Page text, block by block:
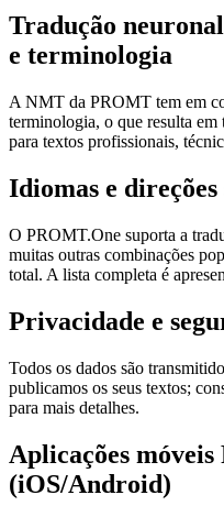
Tradução
e terminologia
A NMT da PROMT tem em
terminologia, o que resulta em
para textos profissionais,
Idiomas e
O PROMT.One suporta a
muitas outras combinações
total. A lista completa é
Privacidade e
Todos os dados são
publicamos os seus textos;
para mais detalhes.
Aplicações
(iOS/Android)